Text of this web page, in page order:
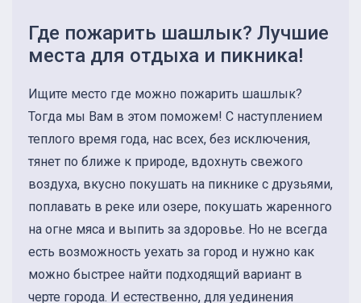
Где пожарить шашлык? Лучшие
места для отдыха и пикника!
Ищите место где можно пожарить шашлык?
Тогда мы Вам в этом поможем! С наступлением
теплого время года, нас всех, без исключения,
тянет по ближе к природе, вдохнуть свежого
воздуха, вкусно покушать на пикнике с друзьями,
поплавать в реке или озере, покушать жаренного
на огне мяса и выпить за здоровье. Но не всегда
есть возможность уехать за город и нужно как
можно быстрее найти подходящий вариант в
черте города. И естественно, для уединения